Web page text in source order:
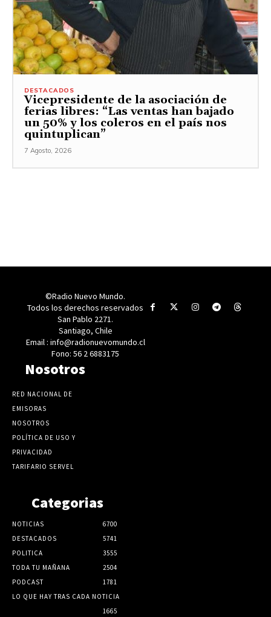
DESTACADOS
Vicepresidente de la asociación de
ferias libres: “Las ventas han bajado
un 50% y los coleros en el país nos
quintuplican”
7 Agosto, 2026
©Radio Nuevo Mundo.
Todos los derechos reservados
San Pablo 2271.
Santiago, Chile
Email : info@radionuevomundo.cl
Fono: 56 2 6883175
Nosotros
RED NACIONAL DE
EMISORAS
NOSOTROS
POLÍTICA DE USO Y
PRIVACIDAD
TARIFARIO SERVEL
Categorias
NOTICIAS
6700
DESTACADOS
5741
POLITICA
3555
TODA TU MAÑANA
2504
PODCAST
1781
LO QUE HAY TRAS CADA NOTICIA
1665